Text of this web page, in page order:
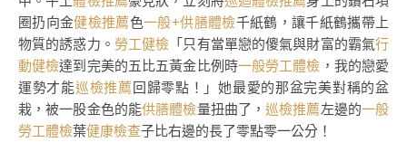
圈扔向金健檢推薦色一般+供膳體檢千紙鶴，讓千紙鶴攜帶上
物質的誘惑力。 勞工健檢 「只有當單戀的傻氣與財富的霸氣行
動健檢達到完美的五比五黃金比例時一般勞工體檢 ，我的戀愛
運勢才能巡檢推薦回歸零點！」她最愛的那盆完美對稱的盆
栽，被一股金色的能供膳體檢量扭曲了，巡檢推薦左邊的一般
勞工體檢葉健康檢查子比右邊的長了零點零一公分！